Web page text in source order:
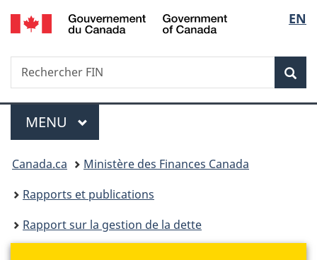
Passer
au
Passer
à
du
Passer
à
simplifiée
de
la
EN
Recherche
Rechercher
FIN
Menu
MENU PRINCIPAL
Vous
êtes
ici :
Canada.ca
Ministère des Finances Canada
Rapports et publications
Rapport sur la gestion de la dette